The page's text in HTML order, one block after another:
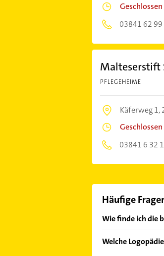
Geschlossen
03841 62 99
Malteserstift
PFLEGEHEIME
Käferweg 1,
Geschlossen
03841 6 32
Häufige
Wie finde ich die
von den
Welche